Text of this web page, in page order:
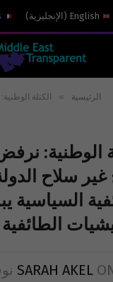
English
( الإنجليزية)
الرئيسية » الكتلة الوطنية: نرفض تشريع سلاح
الوطنية:
سلاح
السياسية
الطائفية
SARAH AKEL